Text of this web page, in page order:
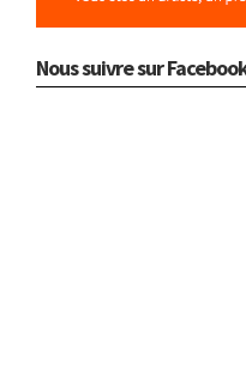
Nous suivre sur